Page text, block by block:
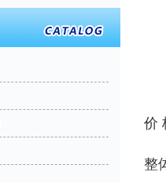
价
整